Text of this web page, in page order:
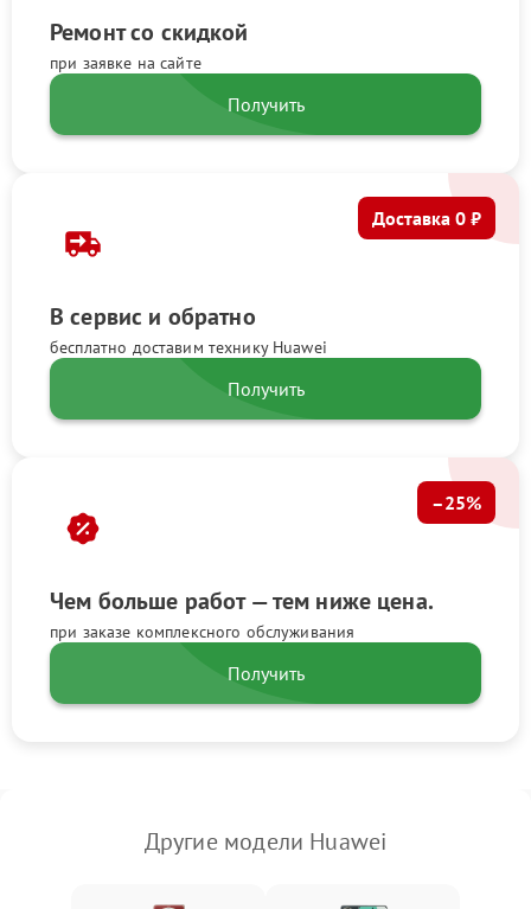
Ремонт со скидкой
при заявке на сайте
Получить
В сервис и обратно
бесплатно доставим технику Huawei
Доставка 0 ₽
Получить
Чем больше работ — тем ниже цена.
при заказе комплексного обслуживания
–25%
Получить
Другие модели Huawei